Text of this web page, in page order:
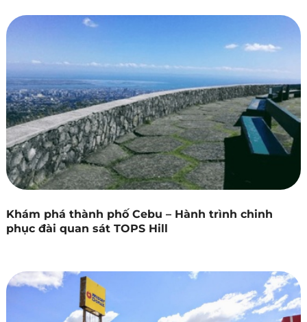
Khám phá thành phố Cebu – Hành trình chinh
phục đài quan sát TOPS Hill